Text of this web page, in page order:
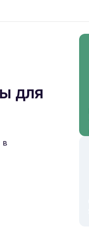
для
в